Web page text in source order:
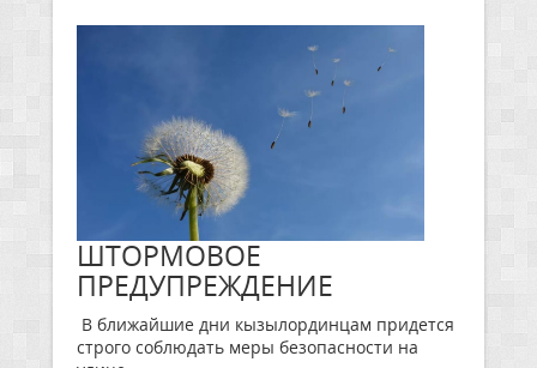
ШТОРМОВОЕ
ПРЕДУПРЕЖДЕНИЕ
В ближайшие дни кызылординцам придется
строго соблюдать меры безопасности на